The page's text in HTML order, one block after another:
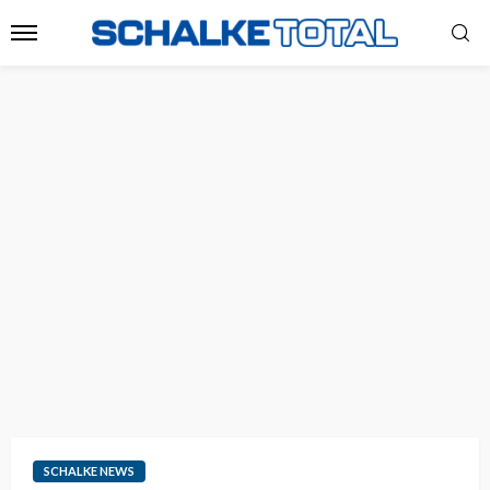
SCHALKE NEWS